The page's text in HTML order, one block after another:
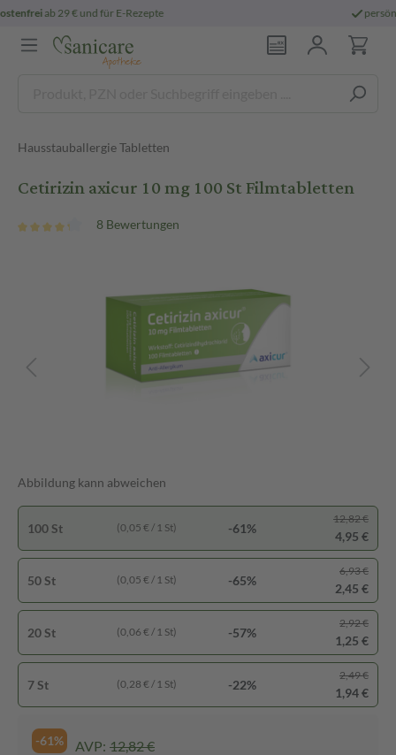
persönliche
Hausstauballergie Tabletten
Cetirizin axicur 10 mg 100 St Filmtabletten
8 Bewertungen
Abbildung kann abweichen
100 St (0,05 € / 1 St) -61%
12,82 €
4,95 €
50 St (0,05 € / 1 St) -65%
6,93 €
2,45 €
20 St (0,06 € / 1 St) -57%
2,92 €
1,25 €
7 St (0,28 € / 1 St) -22%
2,49 €
1,94 €
-61% AVP: 12,82 €